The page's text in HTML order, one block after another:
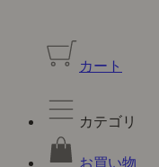
カート
カテゴリ
お買い物